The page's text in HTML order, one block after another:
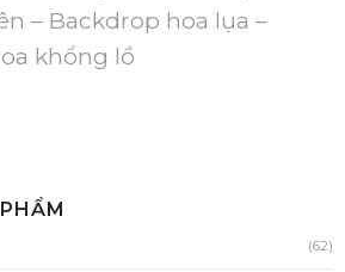
– Backdrop hoa lụa –
khổng lồ
(62)